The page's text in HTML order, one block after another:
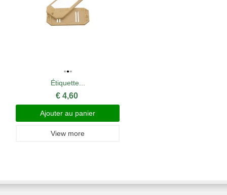
Étiquette...
€ 4,60
Ajouter au panier
View more